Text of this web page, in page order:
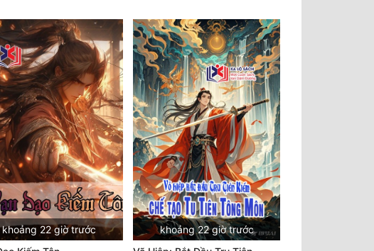
khoảng 22 giờ trước
khoảng 22 giờ trước